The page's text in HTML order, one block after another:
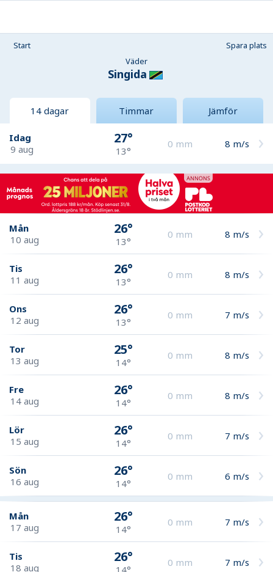
Start
Spara plats
Väder
Singida
14 dagar Timmar Jämför
Idag
9 aug
27°
13°
0 mm 8 m/s
Mån
10 aug
26°
13°
0 mm 8 m/s
Tis
11 aug
26°
13°
0 mm 8 m/s
Ons
12 aug
26°
13°
0 mm 7 m/s
Tor
13 aug
25°
14°
0 mm 8 m/s
Fre
14 aug
26°
14°
0 mm 8 m/s
Lör
15 aug
26°
14°
0 mm 7 m/s
Sön
16 aug
26°
14°
0 mm 6 m/s
Mån
17 aug
26°
14°
0 mm 7 m/s
Tis
18 aug
26°
14°
0 mm 7 m/s